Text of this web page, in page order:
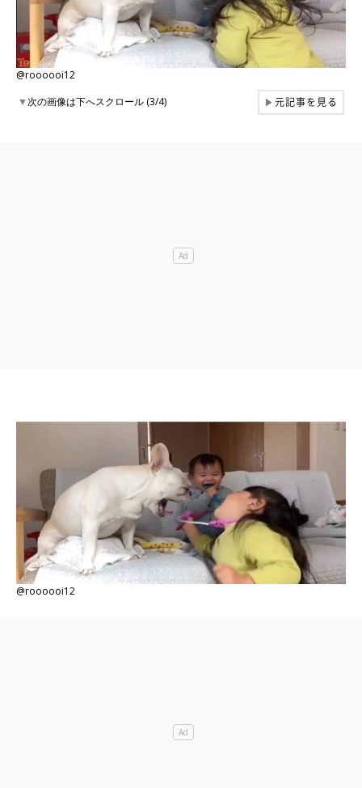
@roooooi12
▼次の画像は下へスクロール (3/4) ▶元記事を見る
@roooooi12